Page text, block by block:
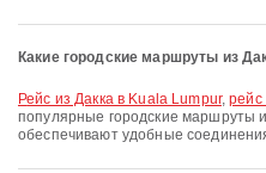
Какие городские маршруты из
рейс из Дакка в Kuala Lumpur,рейс
популярные городские маршруты
обеспечивают удобные